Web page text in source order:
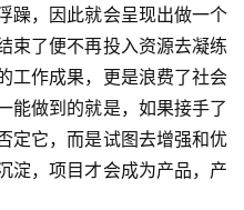
躁，因此就会呈现出做一个
束了便不再投入资源去凝练
工作成果，更是浪费了社会
能做到的就是，如果接手了
定它，而是试图去增强和优
淀，项目才会成为产品，产